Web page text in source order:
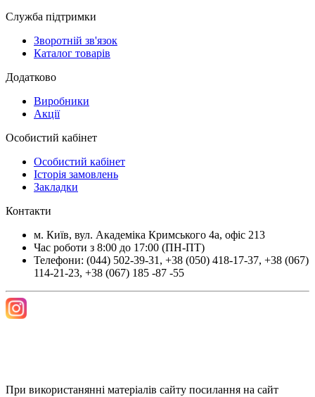
Служба підтримки
Зворотній зв'язок
Каталог товарів
Додатково
Виробники
Акції
Особистий кабінет
Особистий кабінет
Історія замовлень
Закладки
Контакти
м. Київ, вул. Академіка Кримського 4а, офіс 213
Час роботи з 8:00 до 17:00 (ПН-ПТ)
Телефони: (044) 502-39-31 , +38 (050) 418-17-37, +38 (067)
114-21-23, +38 (067) 185 -87 -55
При використанянні матеріалів сайту посилання на сайт